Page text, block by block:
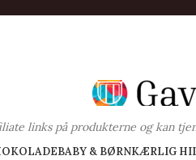
links på produkterne og kan
BABY & BØRNKÆRLIG